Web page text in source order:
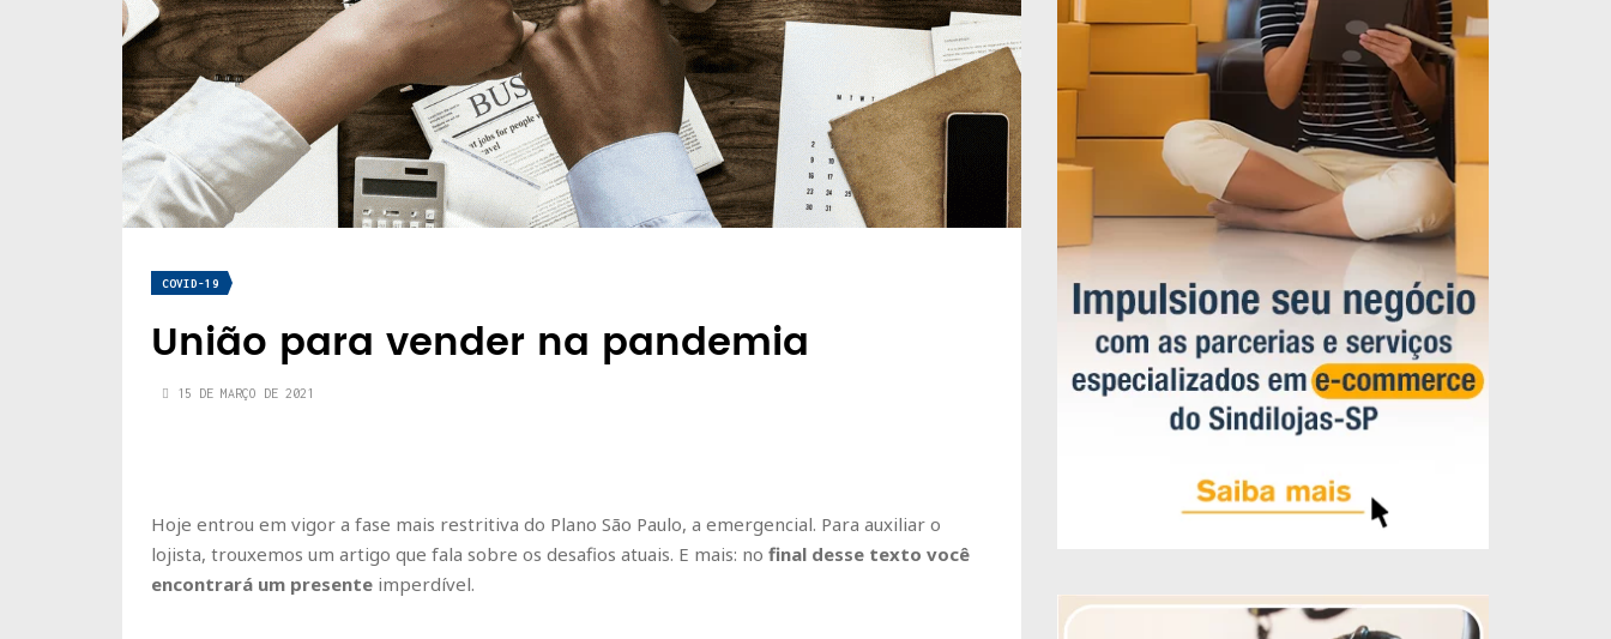
COVID-19
União para vender na pandemia
15 DE MARÇO DE 2021
Hoje entrou em vigor a fase mais restritiva do Plano São Paulo, a emergencial. Para auxiliar o
lojista, trouxemos um artigo que fala sobre os desafios atuais. E mais: no final desse texto você
encontrará um presente imperdível.